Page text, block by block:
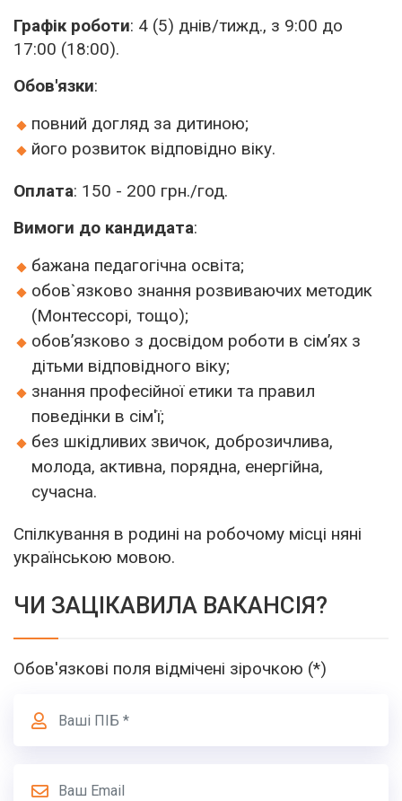
Графік роботи: 4 (5) днів/тижд., з 9:00 до
17:00 (18:00).
Обов'язки:
повний догляд за дитиною;
його розвиток відповідно віку.
Оплата: 150 - 200 грн./год.
Вимоги до кандидата:
бажана педагогічна освіта;
обов`язково знання розвиваючих методик
(Монтессорі, тощо);
обов’язково з досвідом роботи в сімʼях з
дітьми відповідного віку;
знання професійної етики та правил
поведінки в сім'ї;
без шкідливих звичок, доброзичлива,
молода, активна, порядна, енергійна,
сучасна.
Спілкування в родині на робочому місці няні
українською мовою.
ЧИ ЗАЦІКАВИЛА ВАКАНСІЯ?
Обов'язкові поля відмічені зірочкою (*)